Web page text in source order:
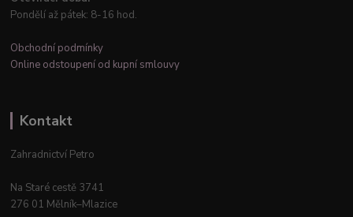
Pondělí až pátek: 8-16 hod.
Obchodní podmínky
Online odstoupení od kupní smlouvy
Kontakt
Zahradnictví Petro
Na Staré cestě 3741
276 01 Mělník–Mlazice